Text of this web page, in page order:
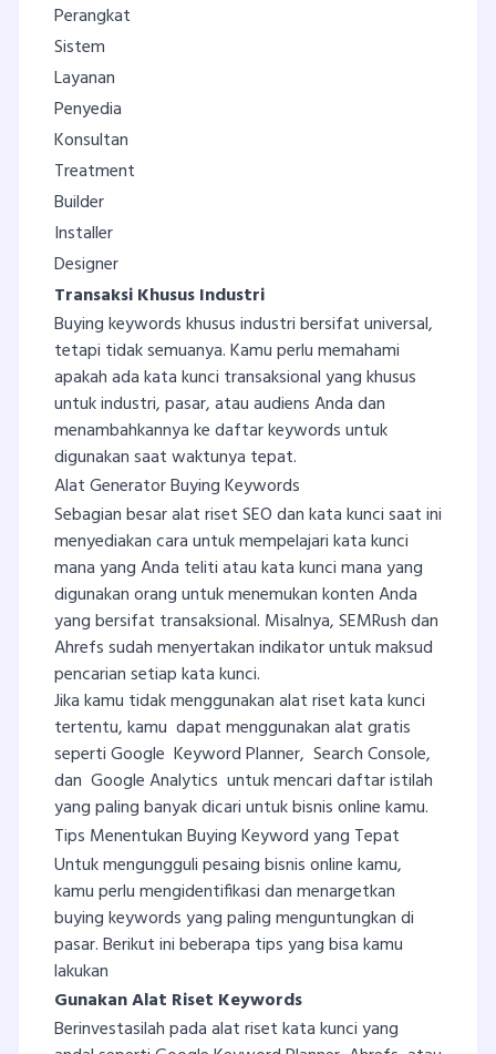
Perangkat
Sistem
Layanan
Penyedia
Konsultan
Treatment
Builder
Installer
Designer
Transaksi Khusus Industri
Buying keywords khusus industri bersifat universal,
tetapi tidak semuanya. Kamu perlu memahami
apakah ada kata kunci transaksional yang khusus
untuk industri, pasar, atau audiens Anda dan
menambahkannya ke daftar keywords untuk
digunakan saat waktunya tepat.
Alat Generator Buying Keywords
Sebagian besar alat riset SEO dan kata kunci saat ini
menyediakan cara untuk mempelajari kata kunci
mana yang Anda teliti atau kata kunci mana yang
digunakan orang untuk menemukan konten Anda
yang bersifat transaksional. Misalnya, SEMRush dan
Ahrefs sudah menyertakan indikator untuk maksud
pencarian setiap kata kunci.
Jika kamu tidak menggunakan alat riset kata kunci
tertentu, kamu dapat menggunakan alat gratis
seperti Google Keyword Planner, Search Console,
dan Google Analytics untuk mencari daftar istilah
yang paling banyak dicari untuk bisnis online kamu.
Tips Menentukan Buying Keyword yang Tepat
Untuk mengungguli pesaing bisnis online kamu,
kamu perlu mengidentifikasi dan menargetkan
buying keywords yang paling menguntungkan di
pasar. Berikut ini beberapa tips yang bisa kamu
lakukan
Gunakan Alat Riset Keywords
Berinvestasilah pada alat riset kata kunci yang